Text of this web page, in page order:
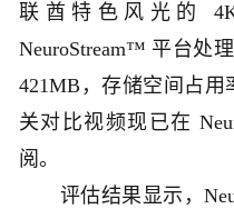
联酋特色风光的
NeuroStream™ 平台处
421MB，存储空间占用
关对比视频现已在
阅。
评估结果显示，